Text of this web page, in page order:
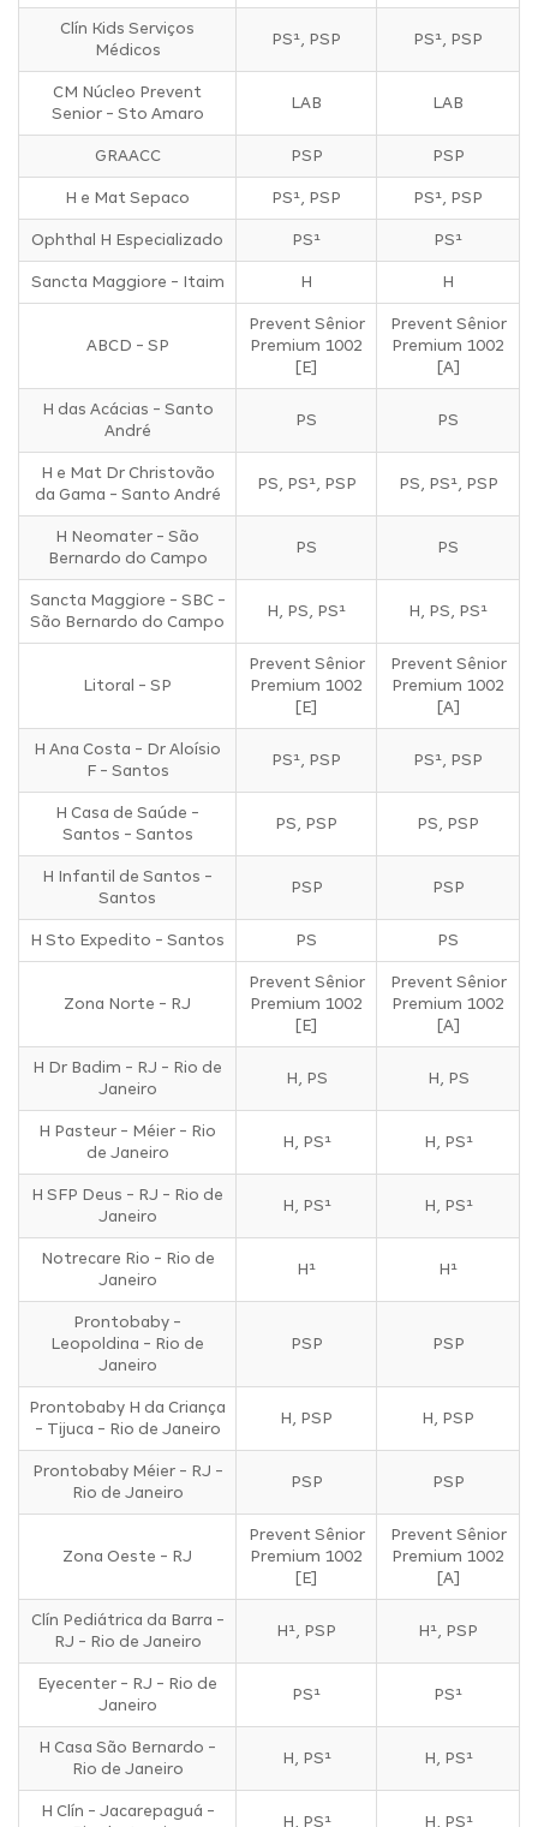
Clín Kids Serviços
Médicos
PS¹, PSP PS¹, PSP
CM Núcleo Prevent
Senior - Sto Amaro
LAB LAB
GRAACC PSP PSP
H e Mat Sepaco PS¹, PSP PS¹, PSP
Ophthal H Especializado PS¹ PS¹
Sancta Maggiore - Itaim H H
ABCD - SP
Prevent Sênior
Premium 1002
[E]
Prevent Sênior
Premium 1002
[A]
H das Acácias - Santo
André
PS PS
H e Mat Dr Christovão
da Gama - Santo André
PS, PS¹, PSP PS, PS¹, PSP
H Neomater - São
Bernardo do Campo
PS PS
Sancta Maggiore - SBC -
São Bernardo do Campo
H, PS, PS¹ H, PS, PS¹
Litoral - SP
Prevent Sênior
Premium 1002
[E]
Prevent Sênior
Premium 1002
[A]
H Ana Costa - Dr Aloísio
F - Santos
PS¹, PSP PS¹, PSP
H Casa de Saúde -
Santos - Santos
PS, PSP PS, PSP
H Infantil de Santos -
Santos
PSP PSP
H Sto Expedito - Santos PS PS
Zona Norte - RJ
Prevent Sênior
Premium 1002
[E]
Prevent Sênior
Premium 1002
[A]
H Dr Badim - RJ - Rio de
Janeiro
H, PS H, PS
H Pasteur - Méier - Rio
de Janeiro
H, PS¹ H, PS¹
H SFP Deus - RJ - Rio de
Janeiro
H, PS¹ H, PS¹
Notrecare Rio - Rio de
Janeiro
H¹ H¹
Prontobaby -
Leopoldina - Rio de
Janeiro
PSP PSP
Prontobaby H da Criança
- Tijuca - Rio de Janeiro
H, PSP H, PSP
Prontobaby Méier - RJ -
Rio de Janeiro
PSP PSP
Zona Oeste - RJ
Prevent Sênior
Premium 1002
[E]
Prevent Sênior
Premium 1002
[A]
Clín Pediátrica da Barra -
RJ - Rio de Janeiro
H¹, PSP H¹, PSP
Eyecenter - RJ - Rio de
Janeiro
PS¹ PS¹
H Casa São Bernardo -
Rio de Janeiro
H, PS¹ H, PS¹
H Clín - Jacarepaguá -
H, PS¹ H, PS¹